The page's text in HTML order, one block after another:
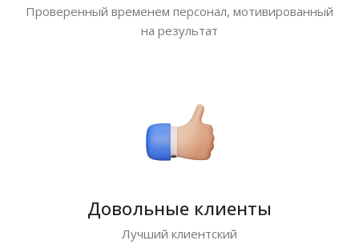
Проверенный временем персонал, мотивированный
на результат
Довольные клиенты
Лучший клиентский